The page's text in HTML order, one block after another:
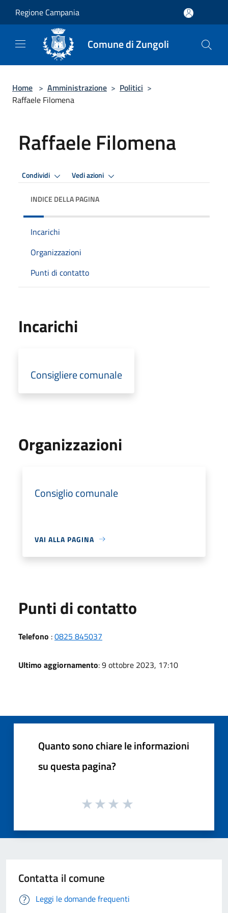
Regione Campania
Comune di Zungoli
Home > Amministrazione > Politici >
Raffaele Filomena
Raffaele Filomena
Condividi Vedi azioni
INDICE DELLA PAGINA
Incarichi
Organizzazioni
Punti di contatto
Incarichi
Consigliere comunale
Organizzazioni
Consiglio comunale
VAI ALLA PAGINA
Punti di contatto
Telefono :0825 845037
Ultimo aggiornamento: 9 ottobre 2023, 17:10
Quanto sono chiare le informazioni
su questa pagina?
Contatta il comune
Leggi le domande frequenti